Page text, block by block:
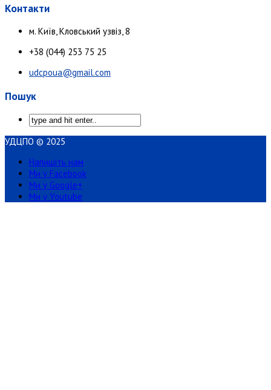
Контакти
м. Київ, Кловський узвіз, 8
+38 (044) 253 75 25
udcpoua@gmail.com
Пошук
УДЦПО © 2025
Напишіть нам
Ми у Facebook
Ми у Google+
Ми у Youtube